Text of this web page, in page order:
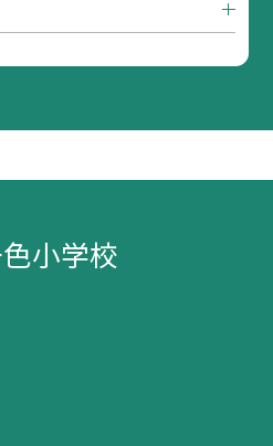
小学校